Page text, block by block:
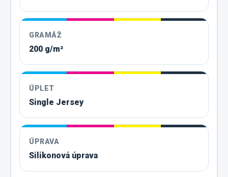
GRAMÁŽ
200 g/m²
ÚPLET
Single Jersey
ÚPRAVA
Silikonová úprava